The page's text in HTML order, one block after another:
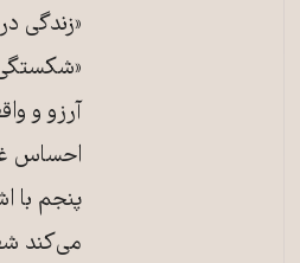
«زندگی
«شکستگی
آرزو و
احساس
پنجم با
می‌کند